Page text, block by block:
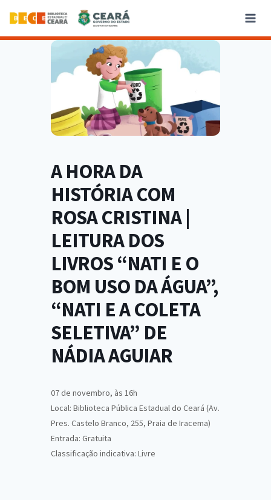
A HORA DA
HISTÓRIA COM
ROSA CRISTINA |
LEITURA DOS
LIVROS “NATI E O
BOM USO DA ÁGUA”,
“NATI E A COLETA
SELETIVA” DE
NÁDIA AGUIAR
07 de novembro, às 16h
Local: Biblioteca Pública Estadual do Ceará (Av.
Pres. Castelo Branco, 255, Praia de Iracema)
Entrada: Gratuita
Classificação indicativa: Livre